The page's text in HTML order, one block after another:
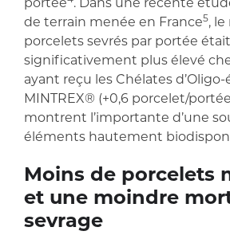
portée . Dans une récente
de terrain menée en France5,
porcelets sevrés par portée
significativement plus élevé
ayant reçu les Chélates
MINTREX® (+0,6 porcelet/
montrent l’importante d’une
éléments hautement
Moins de porcelets
et une moindre
sevrage